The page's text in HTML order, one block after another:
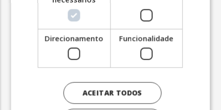
trabalhamos?
Nosso processo de Talent Search é
projetado para identificar e selecionar
Direcionamento Funcionalidade
ACEITAR TODOS